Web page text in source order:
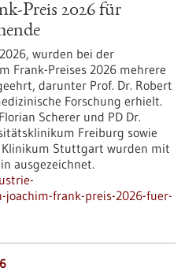
Preis 2026 für
wurden bei der
Frank-Preises 2026 mehrere
darunter Prof. Dr. Robert
Forschung erhielt.
Scherer und PD Dr.
Freiburg sowie
Klinikum Stuttgart wurden mit
ausgezeichnet.
frank-preis-2026-fuer-